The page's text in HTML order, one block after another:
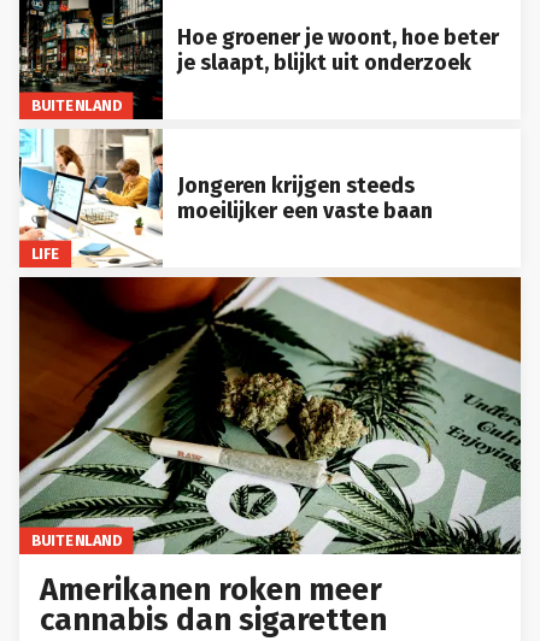
BUITENLAND
Hoe groener je woont, hoe beter
je slaapt, blijkt uit onderzoek
LIFE
Jongeren krijgen steeds
moeilijker een vaste baan
BUITENLAND
Amerikanen roken meer
cannabis dan sigaretten